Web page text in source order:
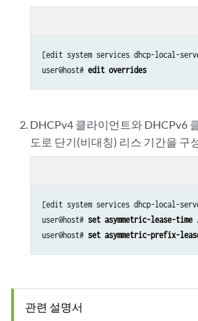
[edit system services dhcp-local-
user@host# edit overrides
DHCPv4 클라이언트와 DHCPv6
도로 단기(비대칭) 리스 기간을 구
[edit system services dhcp-local-
user@host# set asymmetric-lease-time
user@host# set asymmetric-prefix-
관련 설명서